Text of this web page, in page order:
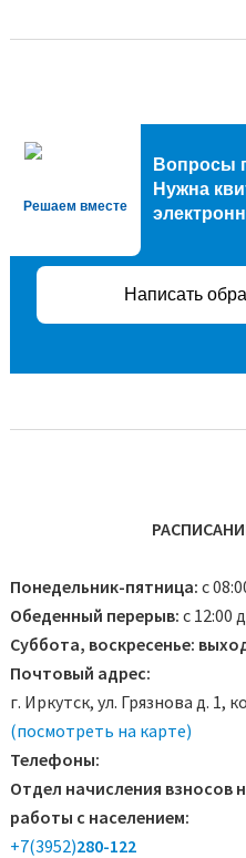
Решаем вместе
Вопросы
Нужна
Написать
Понедельник-пятница: с
Обеденный перерыв: с 12:00
Суббота, воскресенье:
Почтовый адрес:
г. Иркутск, ул. Грязнова д. 1,
(посмотреть на карте)
Телефоны:
Отдел начисления взносов
работы с населением:
+7(3952)280-122